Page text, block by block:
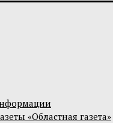
«Областная газета»